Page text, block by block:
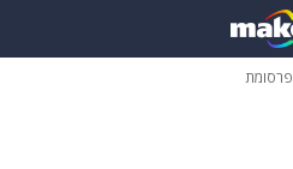
פרסומת